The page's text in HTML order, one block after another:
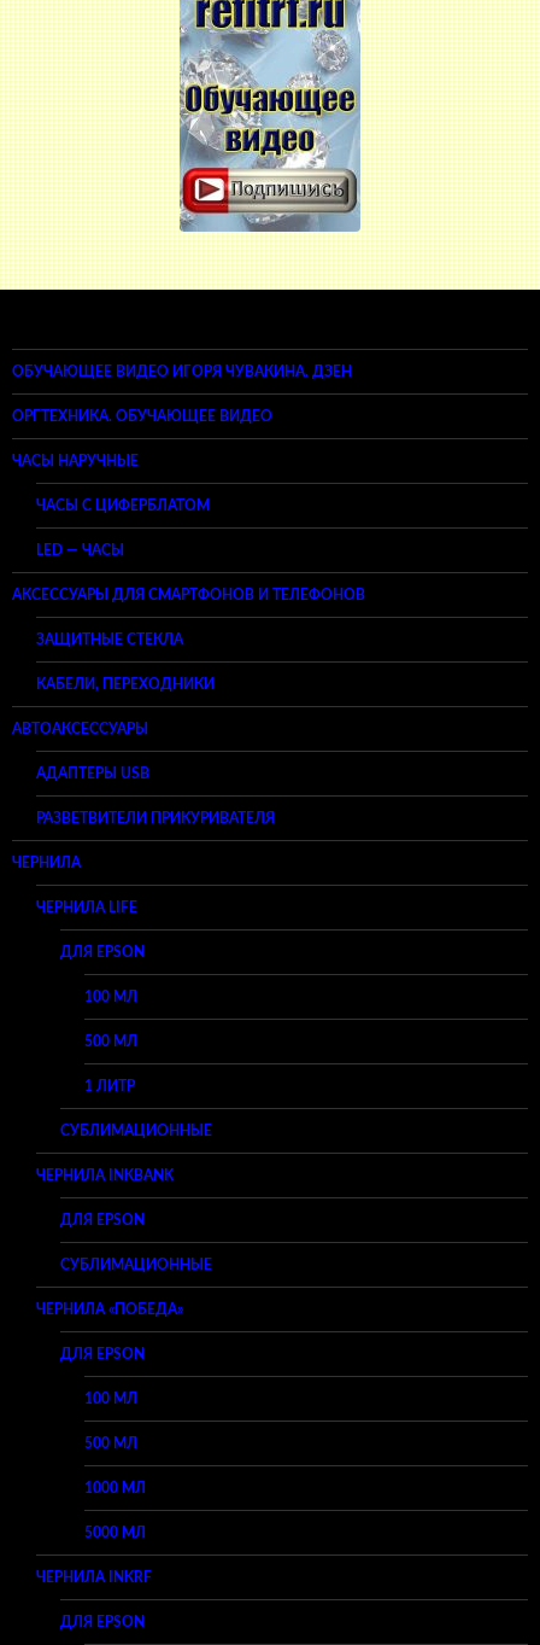
ОБУЧАЮЩЕЕ ВИДЕО ИГОРЯ ЧУВАКИНА. ДЗЕН
ОРГТЕХНИКА. ОБУЧАЮЩЕЕ ВИДЕО
ЧАСЫ НАРУЧНЫЕ
ЧАСЫ С ЦИФЕРБЛАТОМ
LED — ЧАСЫ
АКСЕССУАРЫ ДЛЯ СМАРТФОНОВ И ТЕЛЕФОНОВ
ЗАЩИТНЫЕ СТЕКЛА
КАБЕЛИ, ПЕРЕХОДНИКИ
АВТОАКСЕССУАРЫ
АДАПТЕРЫ USB
РАЗВЕТВИТЕЛИ ПРИКУРИВАТЕЛЯ
ЧЕРНИЛА
ЧЕРНИЛА LIFE
ДЛЯ EPSON
100 МЛ
500 МЛ
1 ЛИТР
СУБЛИМАЦИОННЫЕ
ЧЕРНИЛА INKBANK
ДЛЯ EPSON
СУБЛИМАЦИОННЫЕ
ЧЕРНИЛА «ПОБЕДА»
ДЛЯ EPSON
100 МЛ
500 МЛ
1000 МЛ
5000 МЛ
ЧЕРНИЛА INKRF
ДЛЯ EPSON